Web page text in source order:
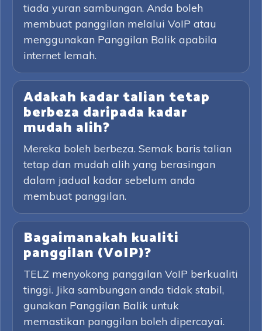
tiada yuran sambungan. Anda boleh
membuat panggilan melalui VoIP atau
menggunakan Panggilan Balik apabila
internet lemah.
Adakah kadar talian tetap
berbeza daripada kadar
mudah alih?
Mereka boleh berbeza. Semak baris talian
tetap dan mudah alih yang berasingan
dalam jadual kadar sebelum anda
membuat panggilan.
Bagaimanakah kualiti
panggilan (VoIP)?
TELZ menyokong panggilan VoIP berkualiti
tinggi. Jika sambungan anda tidak stabil,
gunakan Panggilan Balik untuk
memastikan panggilan boleh dipercayai.